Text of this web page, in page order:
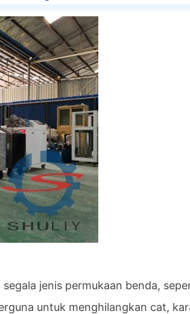
jenis permukaan benda,
untuk menghilangkan cat,